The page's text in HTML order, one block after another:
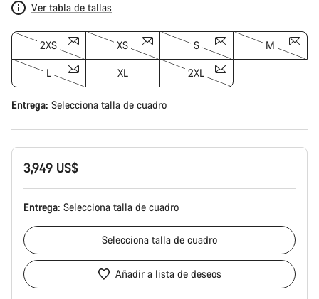
Ver tabla de tallas
2XS XS S M
L XL 2XL
Entrega: Selecciona talla de cuadro
3,949 US$
Entrega: Selecciona talla de cuadro
Selecciona talla de cuadro
Añadir a lista de deseos